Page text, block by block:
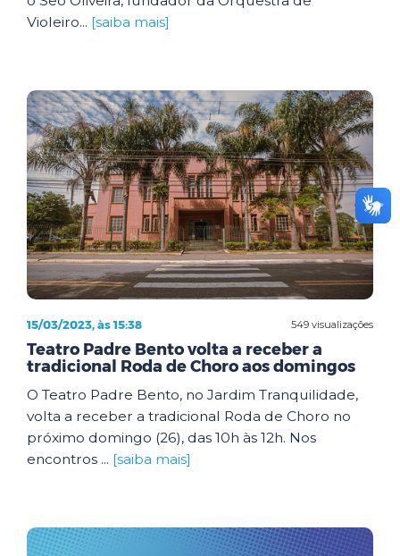
Violeiro... [saiba mais]
549 visualizações
15/03/2023, às 15:38
Teatro Padre Bento volta a receber a
tradicional Roda de Choro aos domingos
O Teatro Padre Bento, no Jardim Tranquilidade,
volta a receber a tradicional Roda de Choro no
próximo domingo (26), das 10h às 12h. Nos
encontros ... [saiba mais]